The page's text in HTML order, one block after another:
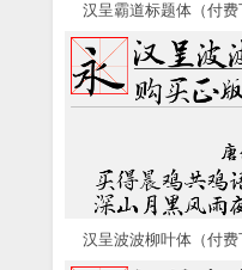
汉呈霸道标题体（付费
汉呈波波柳叶体（付费